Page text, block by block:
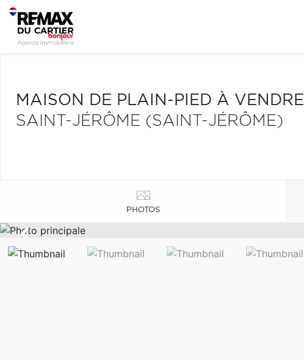
MAISON DE PLAIN-PIED À VENDRE
SAINT-JÉRÔME (SAINT-JÉRÔME)
PHOTOS